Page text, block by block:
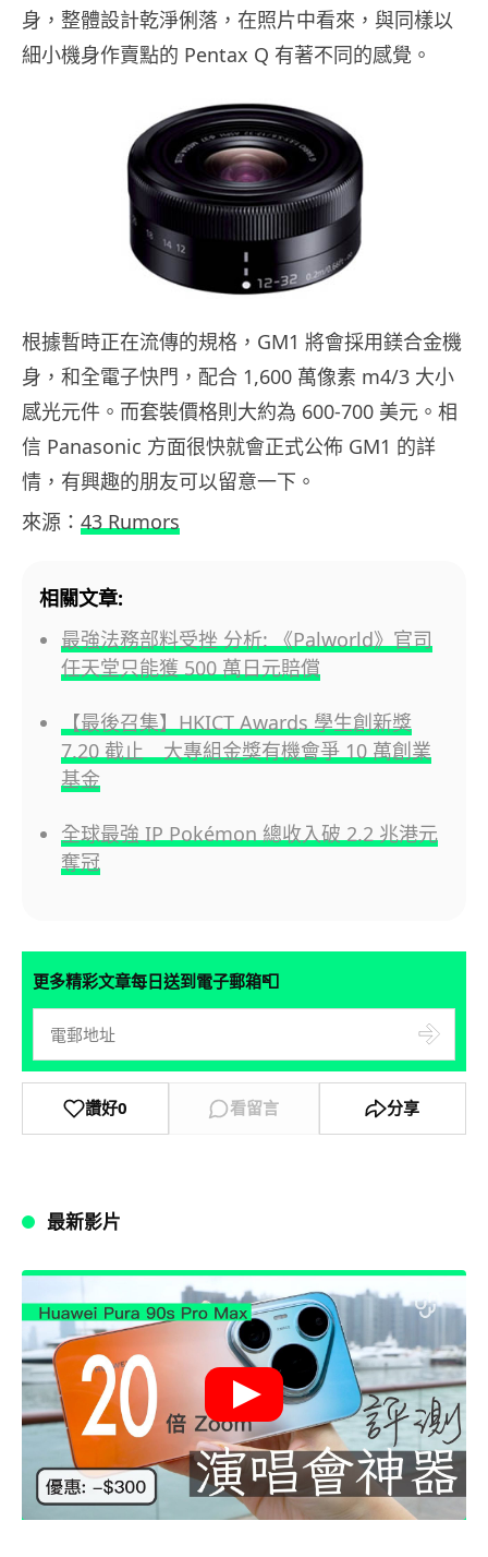
身，整體設計乾淨俐落，在照片中看來，與同樣以
細小機身作賣點的 Pentax Q 有著不同的感覺。
根據暫時正在流傳的規格，GM1 將會採用鎂合金機
身，和全電子快門，配合 1,600 萬像素 m4/3 大小
感光元件。而套裝價格則大約為 600-700 美元。相
信 Panasonic 方面很快就會正式公佈 GM1 的詳
情，有興趣的朋友可以留意一下。
來源： 43 Rumors
相關文章:
最強法務部料受挫 分析: 《Palworld》官司
任天堂只能獲 500 萬日元賠償
【最後召集】HKICT Awards 學生創新獎
7.20 截止 大專組金獎有機會爭 10 萬創業
基金
全球最強 IP Pokémon 總收入破 2.2 兆港元
奪冠
更多精彩文章每日送到電子郵箱📮
讚好0 看留言 分享
最新影片